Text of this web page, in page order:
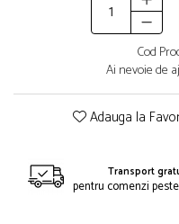
Cod
Ai nevoie de
Adauga la
Transport
pentru comenzi